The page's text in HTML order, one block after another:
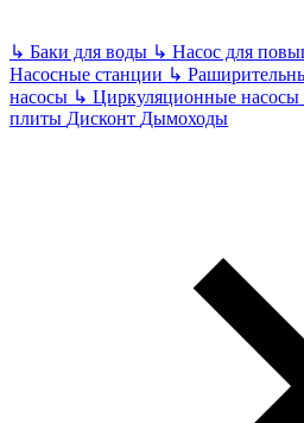
↳ Баки для воды ↳ Насос для
Насосные станции ↳
насосы ↳ Циркуляционные насосы
плиты Дисконт Дымоходы